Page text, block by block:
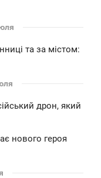
та за містом:
дрон, який
нового героя